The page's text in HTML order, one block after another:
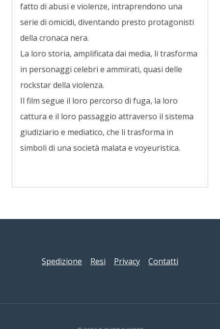
fatto di abusi e violenze, intraprendono una
serie di omicidi, diventando presto protagonisti
della cronaca nera.
La loro storia, amplificata dai media, li trasforma
in personaggi celebri e ammirati, quasi delle
rockstar della violenza.
Il film segue il loro percorso di fuga, la loro
cattura e il loro passaggio attraverso il sistema
giudiziario e mediatico, che li trasforma in
simboli di una società malata e voyeuristica.
Spedizione Resi Privacy Contatti